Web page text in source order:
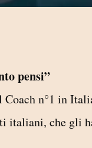
pensi”
Coach n°1 in
italiani, che gli